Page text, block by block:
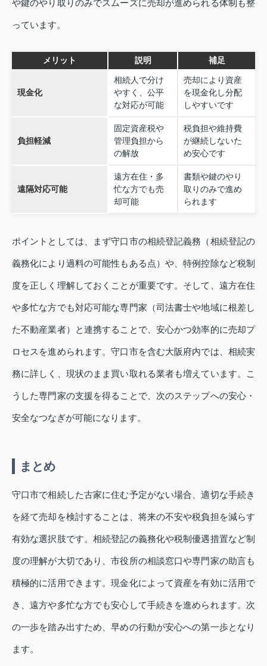
や鍵のやり取りのみでスムーズに売却が進められる体制も整
っています。
メリット 説明 補足
現金化
相続人で分け
やすく、公平
な対応が可能
売却により資産
を現金化し分配
しやすいです
負担軽減
固定資産税や
管理負担から
の解放
税負担や維持費
が継続しないた
め安心です
遠隔対応可能
遠方在住・多
忙な方でも売
却可能
書類や鍵のやり
取りのみで進め
られます
ポイントとしては、まず守口市の相続登記義務（相続登記の
義務化により過料の可能性もある点）や、特例控除など税制
度を正しく理解しておくことが重要です。そして、遠方在住
や多忙な方でも対応可能な専門家（司法書士や地域に根差し
た不動産業者）と連携することで、安心かつ効率的に売却プ
ロセスを進められます。守口市を含む大阪府内では、相続実
務に詳しく、現状のまま買い取れる業者も増えています。こ
うした専門家の支援を得ることで、次のステップへの安心・
安全なつなぎが可能になります。
まとめ
守口市で相続した古家に住む予定がない場合、適切な手続き
を経て売却を検討することは、将来の不安や税負担を減らす
有効な選択肢です。相続登記の義務化や税制優遇措置など制
度の理解が大切であり、市役所の相談窓口や専門家の助言も
積極的に活用できます。現金化によって資産を有効に活用で
き、遠方や多忙な方でも安心して手続きを進められます。次
の一歩を踏み出すため、早めの行動が安心への第一歩となり
ます。